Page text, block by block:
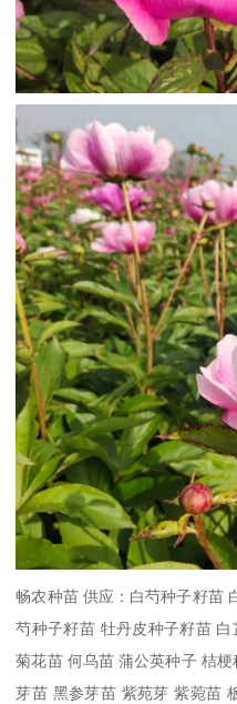
畅农种苗 供应：白芍种子籽苗
芍种子籽苗 牡丹皮种子籽苗
菊花苗 何乌苗 蒲公英种子 桔
芽苗 黑参芽苗 紫苑芽 紫菀苗